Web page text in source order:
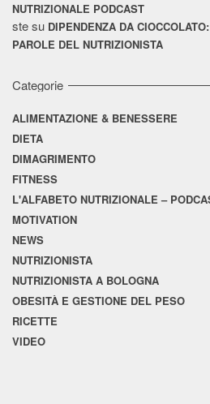
NUTRIZIONALE PODCAST
stesu DIPENDENZA DA
PAROLE DEL NUTRIZIONISTA
Categorie
ALIMENTAZIONE & BENESSERE
DIETA
DIMAGRIMENTO
FITNESS
L'ALFABETO NUTRIZIONALE –
MOTIVATION
NEWS
NUTRIZIONISTA
NUTRIZIONISTA A BOLOGNA
OBESITÀ E GESTIONE DEL PESO
RICETTE
VIDEO